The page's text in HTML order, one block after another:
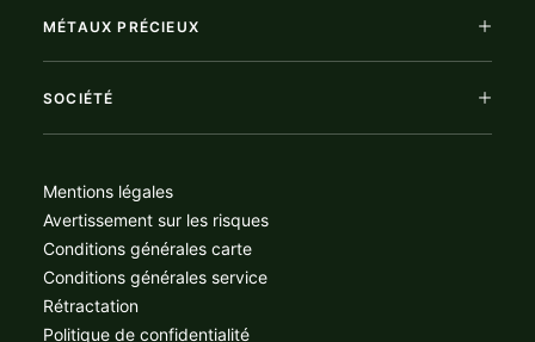
MÉTAUX PRÉCIEUX
SOCIÉTÉ
Mentions légales
Avertissement sur les risques
Conditions générales carte
Conditions générales service
Rétractation
Politique de confidentialité